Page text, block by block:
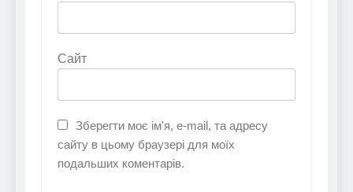
Сайт
Зберегти моє ім'я, e-mail, та адресу
сайту в цьому браузері для моїх
подальших коментарів.